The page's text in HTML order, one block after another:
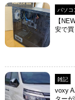
パソコ
【
安で買
雑記
voxy